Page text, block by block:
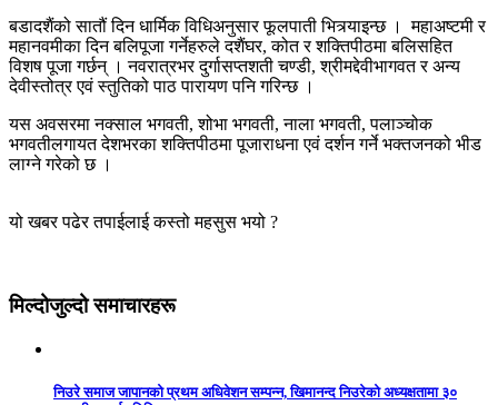
बडादशैंको सातौं दिन धार्मिक विधिअनुसार फूलपाती भित्र्याइन्छ । महाअष्टमी र
महानवमीका दिन बलिपूजा गर्नेहरुले दशैंघर, कोत र शक्तिपीठमा बलिसहित
विशष पूजा गर्छन् । नवरात्रभर दुर्गासप्तशती चण्डी, श्रीमद्देवीभागवत र अन्य
देवीस्तोत्र एवं स्तुतिको पाठ पारायण पनि गरिन्छ ।
यस अवसरमा नक्साल भगवती, शोभा भगवती, नाला भगवती, पलाञ्चोक
भगवतीलगायत देशभरका शक्तिपीठमा पूजाराधना एवं दर्शन गर्ने भक्तजनको भीड
लाग्ने गरेको छ ।
यो खबर पढेर तपाईलाई कस्तो महसुस भयो ?
मिल्दोजुल्दो समाचारहरू
निउरे समाज जापानको प्रथम अधिवेशन सम्पन्न, खिमानन्द निउरेको अध्यक्षतामा ३०